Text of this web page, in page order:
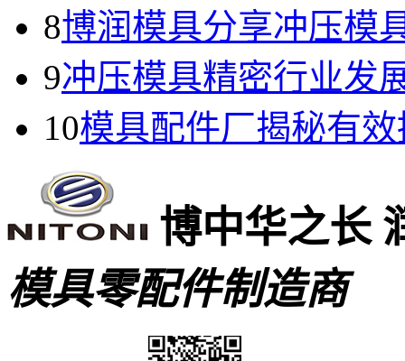
8博润模具分享冲压模
9冲压模具精密行业发
10模具配件厂揭秘有
博中华之长
模具零配件制造商